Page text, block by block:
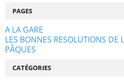
PAGES
A LA GARE
LES BONNES RESOLUTIONS DE
PÂQUES
CATÉGORIES